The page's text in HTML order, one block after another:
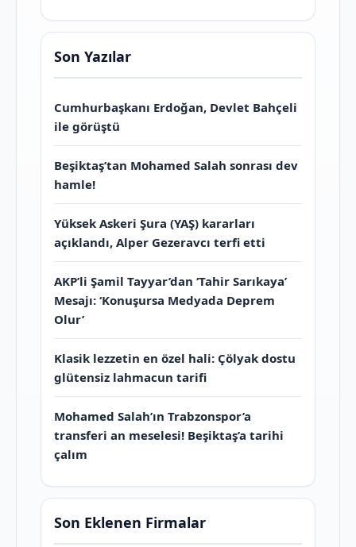
Son Yazılar
Cumhurbaşkanı Erdoğan, Devlet Bahçeli
ile görüştü
Beşiktaş’tan Mohamed Salah sonrası dev
hamle!
Yüksek Askeri Şura (YAŞ) kararları
açıklandı, Alper Gezeravcı terfi etti
AKP’li Şamil Tayyar’dan ‘Tahir Sarıkaya’
Mesajı: ‘Konuşursa Medyada Deprem
Olur’
Klasik lezzetin en özel hali: Çölyak dostu
glütensiz lahmacun tarifi
Mohamed Salah’ın Trabzonspor’a
transferi an meselesi! Beşiktaş’a tarihi
çalım
Son Eklenen Firmalar